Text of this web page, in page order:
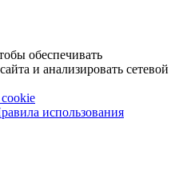
обеспечивать
и анализировать сетевой
использования